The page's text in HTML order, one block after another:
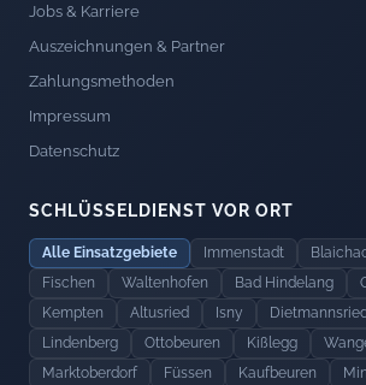
Jobs & Karriere
Auszeichnungen & Partner
Zahlungsmethoden
Impressum
Datenschutz
SCHLÜSSELDIENST VOR ORT
Alle Einsatzgebiete Immenstadt
Fischen
Waltenhofen Bad Hindelang
Kempten
Altusried Isny Dietmannsried
Lindenberg
Ottobeuren Kißlegg
Marktoberdorf
Füssen Kaufbeuren